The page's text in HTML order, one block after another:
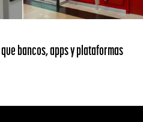
bancos, apps y plataformas